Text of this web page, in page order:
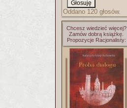
Oddano 120 głosów.
Chcesz wiedzieć więcej?
Zamów dobrą książkę.
Propozycje Racjonalisty: